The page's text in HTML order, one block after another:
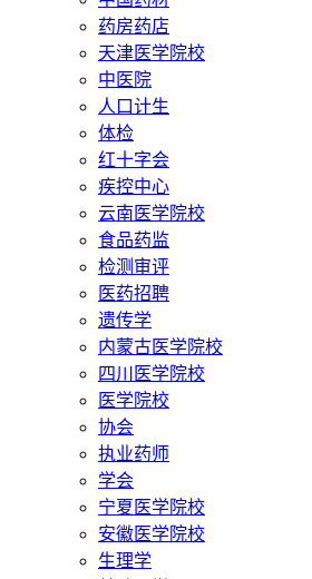
药房药店
天津医学院校
中医院
人口计生
体检
红十字会
疾控中心
云南医学院校
食品药监
检测审评
医药招聘
遗传学
内蒙古医学院校
四川医学院校
医学院校
协会
执业药师
学会
宁夏医学院校
安徽医学院校
生理学